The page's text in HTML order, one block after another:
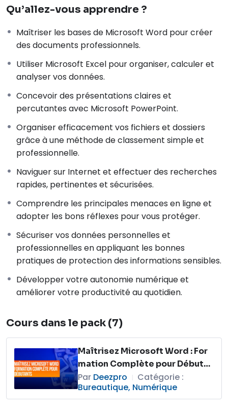
Grâce à des cours pratiques, des démonstrations et
compétences essentielles pour travailler
efficacement avecMicrosoft Office, gérer vos
documents numériques en toute simplicité,
effectuer des recherches pertinentes sur Internet et
menaces du numérique.
À l’issue de cette formation, vous serez capable
d’utiliser les principaux outils informatiques avec
confiance, de gagner en productivité et d’évoluer
dans un environnement numérique de
Qu’allez-vous apprendre ?
Maîtriser les bases de Microsoft Word pour créer
des documents professionnels.
Utiliser Microsoft Excel pour organiser, calculer et
analyser vos données.
Concevoir des présentations claires et
percutantes avec Microsoft PowerPoint.
Organiser efficacement vos fichiers et dossiers
grâce à une méthode de classement simple et
professionnelle.
Naviguer sur Internet et effectuer des recherches
rapides, pertinentes et sécurisées.
Comprendre les principales menaces en ligne et
adopter les bons réflexes pour vous protéger.
Sécuriser vos données personnelles et
professionnelles en appliquant les bonnes
pratiques de protection des informations sensibles.
Développer votre autonomie numérique et
améliorer votre productivité au quotidien.
Cours dans le pack (7)
Maîtrisez Microsoft Word : For
mation Complète pour Débutan
ts
Par Deezpro
Catégorie :
Bureautique, Numérique